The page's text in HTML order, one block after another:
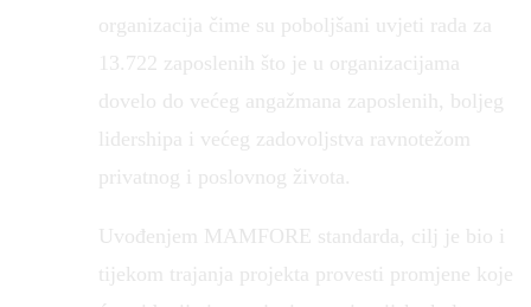
organizacija čime su poboljšani uvjeti rada za
13.722 zaposlenih što je u organizacijama
dovelo do većeg angažmana zaposlenih, boljeg
lidershipa i većeg zadovoljstva ravnotežom
privatnog i poslovnog života.
Uvođenjem MAMFORE standarda, cilj je bio i
tijekom trajanja projekta provesti promjene koje